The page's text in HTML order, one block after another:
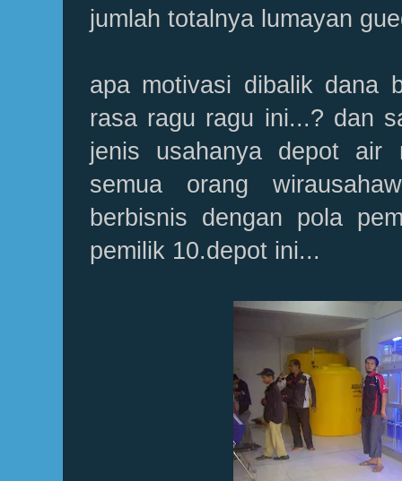
jumlah totalnya lumayan
apa motivasi dibalik dana
rasa ragu ragu ini...? dan
jenis usahanya depot air
semua orang
berbisnis dengan pola
pemilik 10.depot ini...